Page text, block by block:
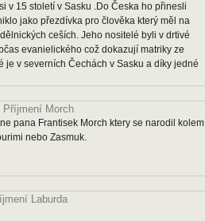
v 15 století v Sasku .Do Česka ho přinesli
jako přezdívka pro člověka který měl na
ceších. Jeho nositelé byli v drtivé
evanielického což dokazují matriky ze
je v severních Čechách v Sasku a díky jedné
Příjmení Morch
pana Frantisek Morch ktery se narodil kolem
nebo Zasmuk.
Laburda